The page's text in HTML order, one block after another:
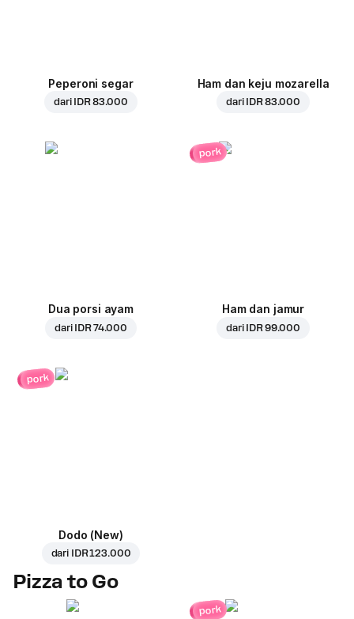
Peperoni segar
dari IDR 83.000
Ham dan keju mozarella
dari IDR 83.000
Dua porsi ayam
dari IDR 74.000
pork
Ham dan jamur
dari IDR 99.000
pork
Dodo (New)
dari IDR 123.000
Pizza to Go
pork